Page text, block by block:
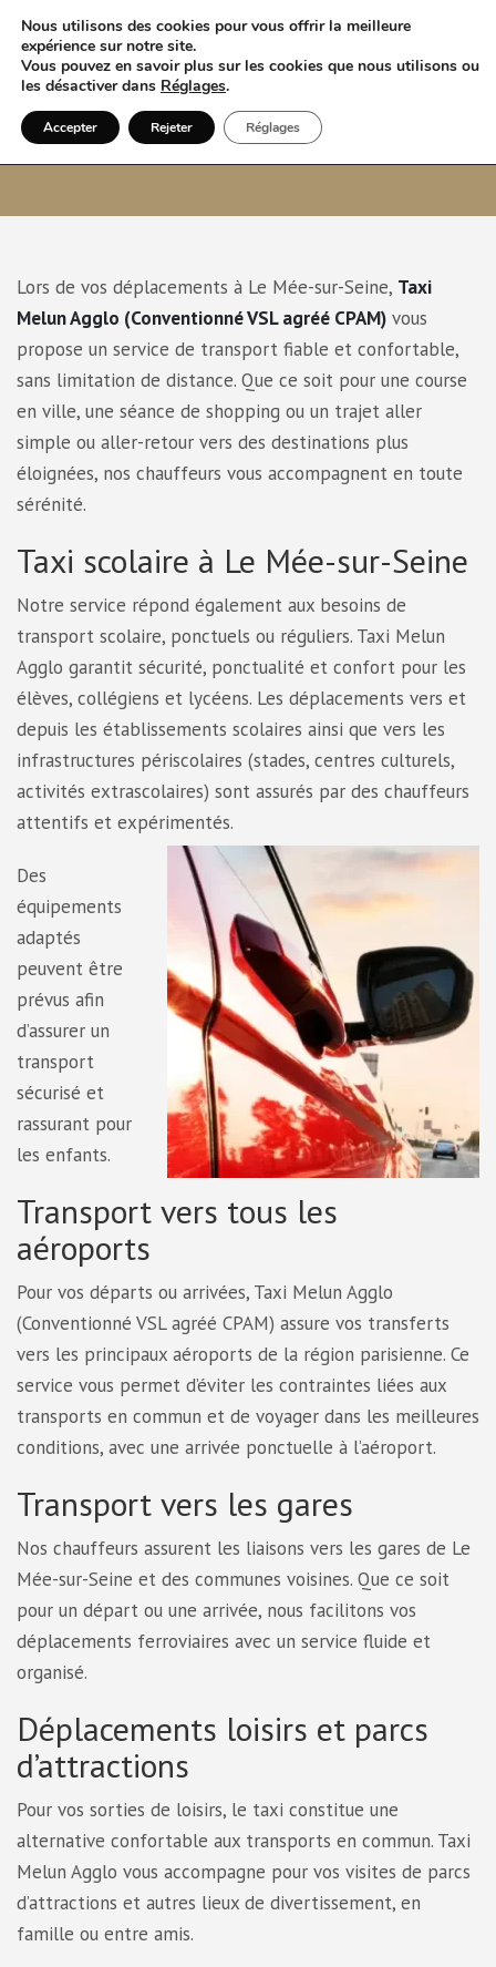
Taxi à Le Mée-sur-Seine
Lors de vos déplacements à Le Mée-sur-Seine, Taxi
Melun Agglo (Conventionné VSL agréé CPAM) vous
propose un service de transport fiable et confortable,
sans limitation de distance. Que ce soit pour une course
en ville, une séance de shopping ou un trajet aller
simple ou aller-retour vers des destinations plus
éloignées, nos chauffeurs vous accompagnent en toute
sérénité.
Taxi scolaire à Le Mée-sur-Seine
Notre service répond également aux besoins de
transport scolaire, ponctuels ou réguliers. Taxi Melun
Agglo garantit sécurité, ponctualité et confort pour les
élèves, collégiens et lycéens. Les déplacements vers et
depuis les établissements scolaires ainsi que vers les
infrastructures périscolaires (stades, centres culturels,
activités extrascolaires) sont assurés par des chauffeurs
attentifs et expérimentés.
Des
équipements
adaptés
peuvent être
prévus afin
d’assurer un
transport
sécurisé et
rassurant pour
les enfants.
Transport vers tous les
aéroports
Pour vos départs ou arrivées, Taxi Melun Agglo
(Conventionné VSL agréé CPAM) assure vos transferts
vers les principaux aéroports de la région parisienne. Ce
service vous permet d’éviter les contraintes liées aux
transports en commun et de voyager dans les meilleures
conditions, avec une arrivée ponctuelle à l’aéroport.
Transport vers les gares
Nos chauffeurs assurent les liaisons vers les gares de Le
Mée-sur-Seine et des communes voisines. Que ce soit
pour un départ ou une arrivée, nous facilitons vos
déplacements ferroviaires avec un service fluide et
organisé.
Déplacements loisirs et parcs
d’attractions
Pour vos sorties de loisirs, le taxi constitue une
alternative confortable aux transports en commun. Taxi
Melun Agglo vous accompagne pour vos visites de parcs
d’attractions et autres lieux de divertissement, en
famille ou entre amis.
Nous utilisons des cookies pour vous offrir la meilleure
expérience sur notre site.
Vous pouvez en savoir plus sur les cookies que nous utilisons ou
les désactiver dans Réglages.
Accepter Rejeter Réglages